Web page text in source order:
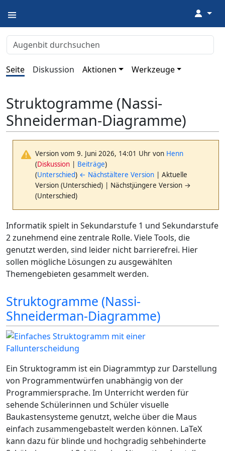
↓
Seite Diskussion Aktionen Werkzeuge
Struktogramme (Nassi-
Shneiderman-Diagramme)
Version vom 9. Juni 2026, 14:01 Uhr von Henn
(Diskussion | Beiträge)
(Unterschied) ← Nächstältere Version | Aktuelle
Version (Unterschied) | Nächstjüngere Version →
(Unterschied)
Informatik spielt in Sekundarstufe 1 und Sekundarstufe
2 zunehmend eine zentrale Rolle. Viele Tools, die
genutzt werden, sind leider nicht barrierefrei. Hier
sollen mögliche Lösungen zu ausgewählten
Themengebieten gesammelt werden.
Struktogramme (Nassi-
Shneiderman-Diagramme)
Ein Struktogramm ist ein Diagrammtyp zur Darstellung
von Programmentwürfen unabhängig von der
Programmiersprache. Im Unterricht werden für
sehende Schülerinnen und Schüler visuelle
Baukastensysteme genutzt, welche über die Maus
einfach zusammengebastelt werden können. LaTeX
kann dazu für blinde und hochgradig sehbehinderte